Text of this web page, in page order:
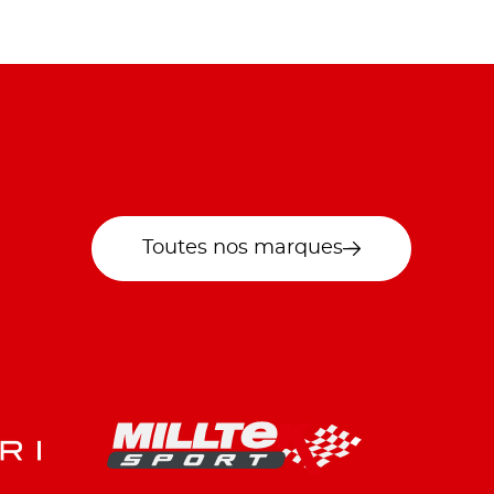
Toutes nos marques